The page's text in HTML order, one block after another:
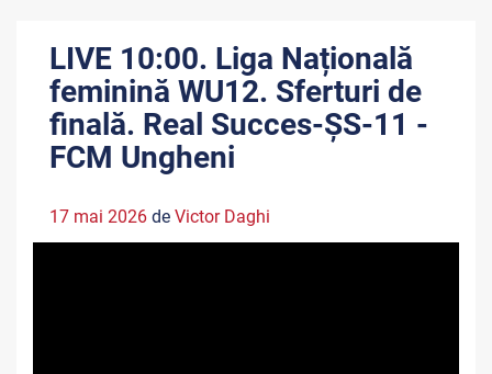
LIVE 10:00. Liga Națională
feminină WU12. Sferturi de
finală. Real Succes-ȘS-11 -
FCM Ungheni
17 mai 2026 de Victor Daghi